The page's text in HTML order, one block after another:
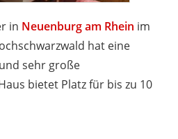
in Neuenburg am Rhein im
hat eine
sehr große
bietet Platz für bis zu 10